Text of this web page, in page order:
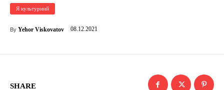
Я культурний
By Yehor Viskovatov 08.12.2021
SHARE